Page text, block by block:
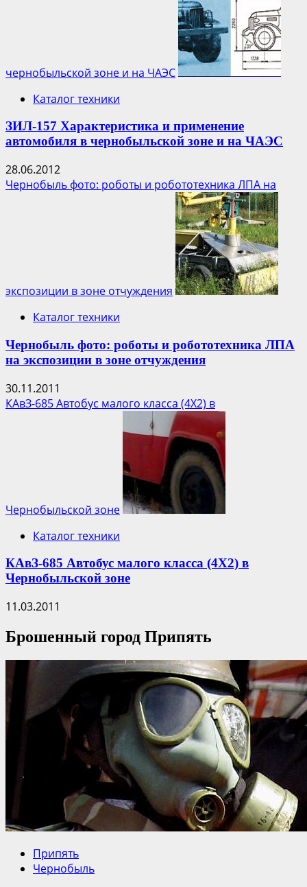
чернобыльской зоне и на ЧАЭС
Каталог техники
ЗИЛ-157 Характеристика и применение
автомобиля в чернобыльской зоне и на ЧАЭС
28.06.2012
Чернобыль фото: роботы и робототехника ЛПА на
экспозиции в зоне отчуждения
Каталог техники
Чернобыль фото: роботы и робототехника ЛПА
на экспозиции в зоне отчуждения
30.11.2011
КАвЗ-685 Автобус малого класса (4Х2) в
Чернобыльской зоне
Каталог техники
КАвЗ-685 Автобус малого класса (4Х2) в
Чернобыльской зоне
11.03.2011
Брошенный город Припять
Припять
Чернобыль